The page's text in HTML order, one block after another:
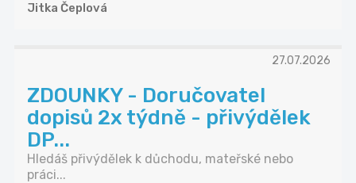
Jitka Čeplová
27.07.2026
ZDOUNKY - Doručovatel
dopisů 2x týdně - přivýdělek
DP...
Hledáš přivýdělek k důchodu, mateřské nebo
práci...